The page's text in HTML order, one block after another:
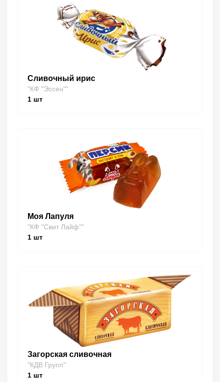
Сливочный ирис
"КФ "Эссен""
1 шт
Моя Лапуля
"КФ "Свит Лайф""
1 шт
Загорская сливочная
"КДВ Групп"
1 шт